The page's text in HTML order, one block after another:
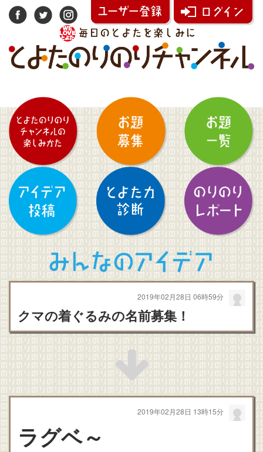
みんなのアイデア
2019年02月28日 06時59分
クマの着ぐるみの名前募集！
2019年02月28日 13時15分
ラグベ～